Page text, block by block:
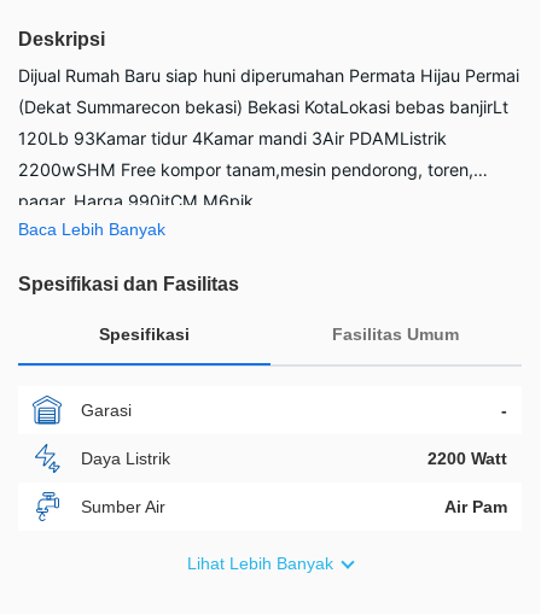
Deskripsi
Dijual Rumah Baru siap huni diperumahan Permata Hijau Permai
(Dekat Summarecon bekasi) Bekasi KotaLokasi bebas banjirLt
120Lb 93Kamar tidur 4Kamar mandi 3Air PDAMListrik
2200wSHM Free kompor tanam,mesin pendorong, toren,
pagar. Harga 990jtCM M6pik
Baca Lebih Banyak
Spesifikasi dan Fasilitas
Spesifikasi Fasilitas Umum
Garasi -
Daya Listrik 2200 Watt
Sumber Air Air Pam
Lihat Lebih Banyak